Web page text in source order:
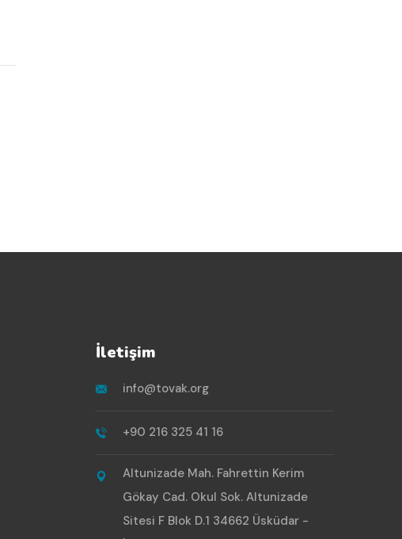
İletişim
info@tovak.org
+90 216 325 41 16
Altunizade Mah. Fahrettin Kerim
Gökay Cad. Okul Sok. Altunizade
Sitesi F Blok D.1 34662 Üsküdar -